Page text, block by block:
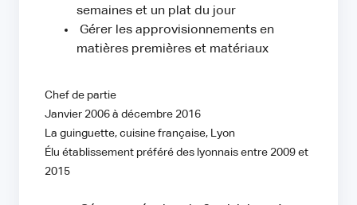
semaines et un plat du jour
Gérer les approvisionnements en
matières premières et matériaux
Chef de partie
Janvier 2006 à décembre 2016
La guinguette, cuisine française, Lyon
Élu établissement préféré des lyonnais entre 2009 et
2015